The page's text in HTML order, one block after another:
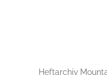
Heftarchiv